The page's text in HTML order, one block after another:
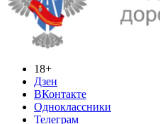
18+
Дзен
ВКонтакте
Одноклассники
Телеграм